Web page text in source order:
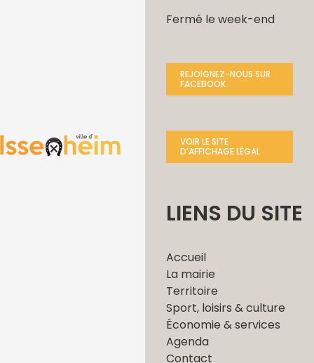
Fermé le week-end
REJOIGNEZ-NOUS SUR
FACEBOOK
VOIR LE SITE
D’AFFICHAGE LÉGAL
LIENS DU SITE
Accueil
La mairie
Territoire
Sport, loisirs & culture
Économie & services
Agenda
Contact